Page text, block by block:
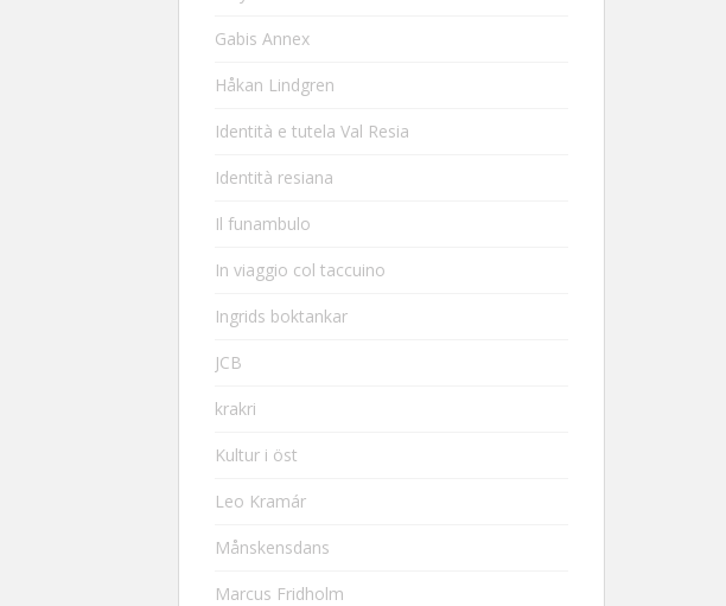
Gabis Annex
Håkan Lindgren
Identità e tutela Val Resia
Identità resiana
Il funambulo
In viaggio col taccuino
Ingrids boktankar
JCB
krakri
Kultur i öst
Leo Kramár
Månskensdans
Marcus Fridholm